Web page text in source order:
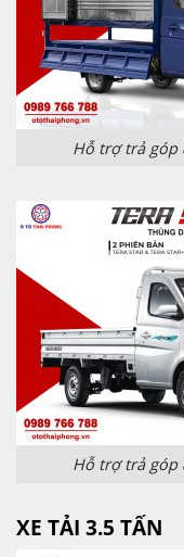
Hỗ trợ trả góp
Hỗ trợ trả góp
XE TẢI 3.5 TẤN